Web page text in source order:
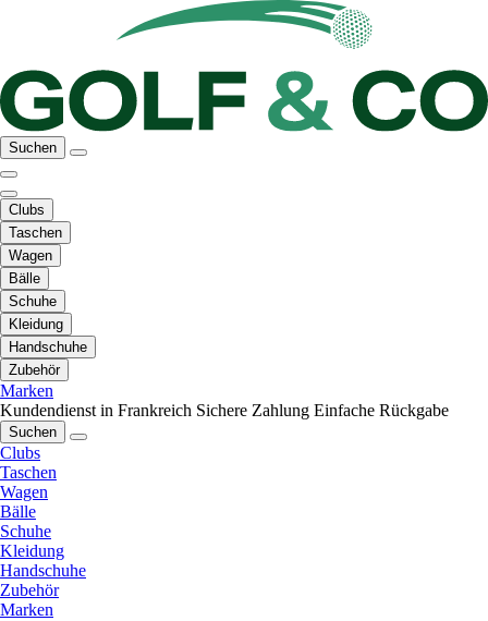
Suchen
Clubs
Taschen
Wagen
Bälle
Schuhe
Kleidung
Handschuhe
Zubehör
Marken
Kundendienst in Frankreich Sichere Zahlung Einfache Rückgabe
Suchen
Clubs
Taschen
Wagen
Bälle
Schuhe
Kleidung
Handschuhe
Zubehör
Marken